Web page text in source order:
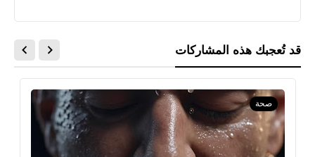
قد تُعجبك هذه المشاركات
صحة